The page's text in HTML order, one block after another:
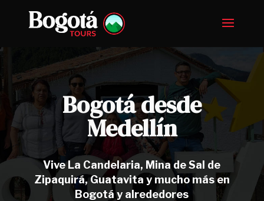
Bogotá desde
Medellín
Vive La Candelaria, Mina de Sal de
Zipaquirá, Guatavita y mucho más en
Bogotá y alrededores